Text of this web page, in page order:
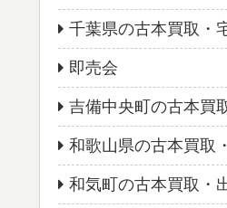
千葉県の古本買取・
即売会
吉備中央町の古本買
和歌山県の古本買取
和気町の古本買取・